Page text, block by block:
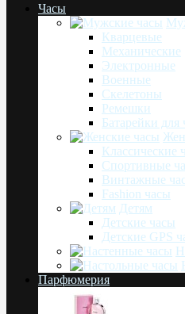
Часы
Кварцевые
Механические
Электронные
Военные
Скелетоны
Ремешки
Батарейки для
Классические
Спортивные
Винтажные
Fashion часы
Детям
Детские часы
Детские GPS
Парфюмерия